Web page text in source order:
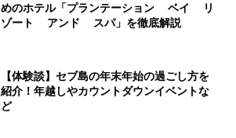
めのホテル「プランテーション ベイ リ
ゾート アンド スパ」を徹底解説
【体験談】セブ島の年末年始の過ごし方を
紹介！年越しやカウントダウンイベントな
ど